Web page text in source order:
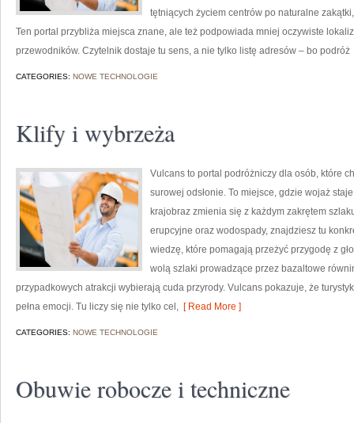
tętniących życiem centrów po naturalne
Ten portal przybliża miejsca znane, ale też podpowiada mniej oczywiste
przewodników. Czytelnik dostaje tu sens, a nie tylko listę adresów – bo podróż
CATEGORIES: NOWE TECHNOLOGIE
Klify i wybrzeża
Vulcans to portal podróżniczy dla osób, które
surowej odsłonie. To miejsce, gdzie wojaż
krajobraz zmienia się z każdym zakrętem
erupcyjne oraz wodospady, znajdziesz tu
wiedzę, które pomagają przeżyć przygodę z
wolą szlaki prowadzące przez bazaltowe
przypadkowych atrakcji wybierają cuda przyrody. Vulcans pokazuje, że
pełna emocji. Tu liczy się nie tylko cel, [ Read More ]
CATEGORIES: NOWE TECHNOLOGIE
Obuwie robocze i techniczne